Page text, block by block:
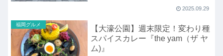
店内にはケーキやチャイなどがいただけ
催されています。
2025.09.29
福岡グルメ
【大濠公園】週末限定！変わり種
スパイスカレー『the yam（ザ ヤ
ム)』